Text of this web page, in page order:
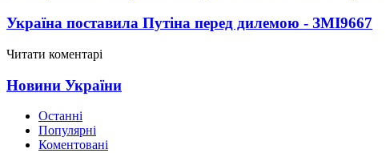
Україна поставила Путіна перед дилемою - ЗМІ9667
Читати коментарі
Новини України
Останні
Популярні
Коментовані